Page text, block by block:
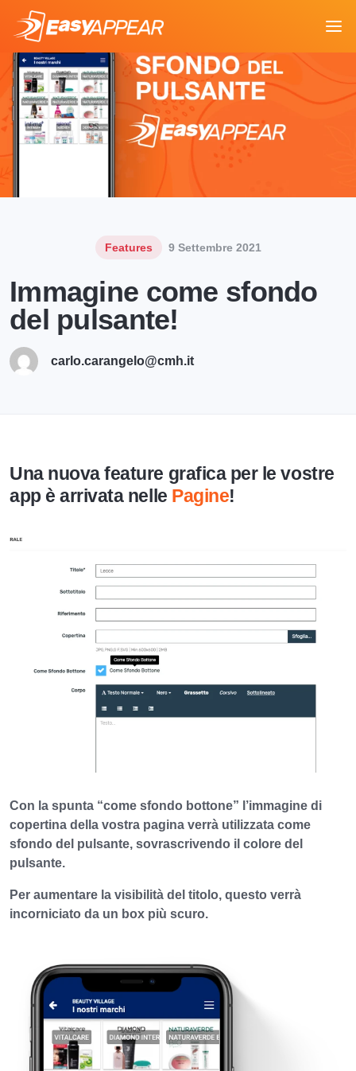
Features 9 Settembre 2021
Immagine come sfondo
del pulsante!
carlo.carangelo@cmh.it
Una nuova feature grafica per le vostre
app è arrivata nelle Pagine!
Con la spunta “come sfondo bottone” l’immagine di
copertina della vostra pagina verrà utilizzata come
sfondo del pulsante, sovrascrivendo il colore del
pulsante.
Per aumentare la visibilità del titolo, questo verrà
incorniciato da un box più scuro.